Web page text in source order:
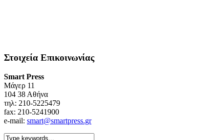
Στοιχεία Επικοινωνίας
Smart Press
Mάγερ 11
104 38 Αθήνα
τηλ: 210-5225479
fax: 210-5241900
e-mail: smart@smartpress.gr